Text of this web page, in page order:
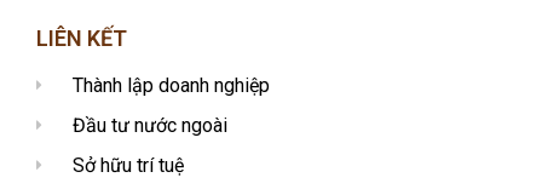
LIÊN KẾT
Thành lập doanh nghiệp
Đầu tư nước ngoài
Sở hữu trí tuệ